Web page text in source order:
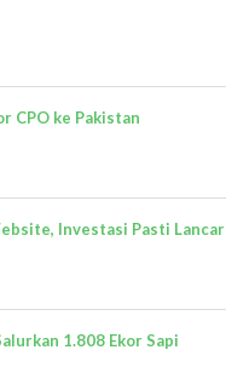
CPO ke Pakistan
Investasi Pasti Lancar
1.808 Ekor Sapi